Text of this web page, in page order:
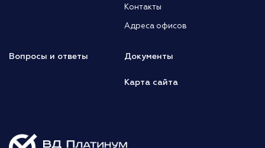
Контакты
Адреса офисов
Вопросы и ответы Документы
Карта сайта